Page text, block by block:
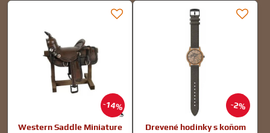
14%
Western Saddle Miniature
2%
Drevené hodinky s koňom